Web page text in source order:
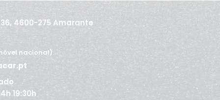
4600-275 Amarante
nacional)
19:30h